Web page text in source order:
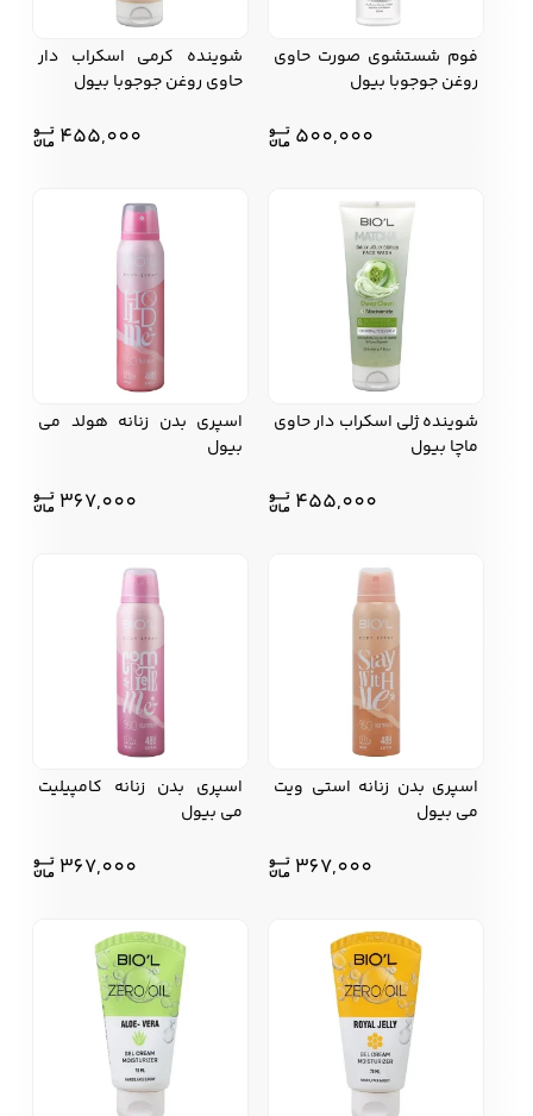
فوم شستشوی صورت حاوی
روغن جوجوبا بیول
500,000
شوینده کرمی اسکراب دار
حاوی روغن جوجوبا بیول
455,000
شوینده ژلی اسکراب دار حاوی
ماچا بیول
455,000
اسپری بدن زنانه هولد می
بیول
367,000
اسپری بدن زنانه استی ویت
می بیول
367,000
اسپری بدن زنانه کامپیلیت
می بیول
367,000